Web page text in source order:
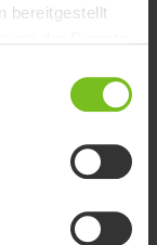
bereitgestellt